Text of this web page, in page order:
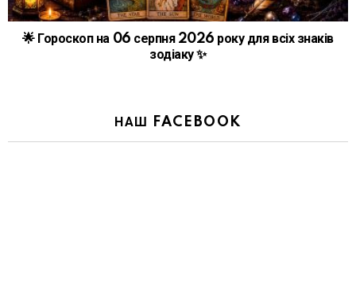
🌟 Гороскоп на 06 серпня 2026 року для всіх знаків
зодіаку ✨
НАШ FACEBOOK